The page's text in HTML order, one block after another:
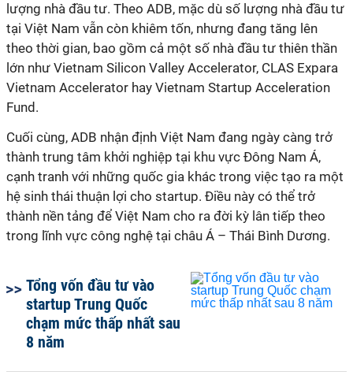
lượng nhà đầu tư. Theo ADB, mặc dù số lượng nhà đầu tư
tại Việt Nam vẫn còn khiêm tốn, nhưng đang tăng lên
theo thời gian, bao gồm cả một số nhà đầu tư thiên thần
lớn như Vietnam Silicon Valley Accelerator, CLAS Expara
Vietnam Accelerator hay Vietnam Startup Acceleration
Fund.
Cuối cùng, ADB nhận định Việt Nam đang ngày càng trở
thành trung tâm khởi nghiệp tại khu vực Đông Nam Á,
cạnh tranh với những quốc gia khác trong việc tạo ra một
hệ sinh thái thuận lợi cho startup. Điều này có thể trở
thành nền tảng để Việt Nam cho ra đời kỳ lân tiếp theo
trong lĩnh vực công nghệ tại châu Á – Thái Bình Dương.
Tổng vốn đầu tư vào
startup Trung Quốc
chạm mức thấp nhất sau
8 năm